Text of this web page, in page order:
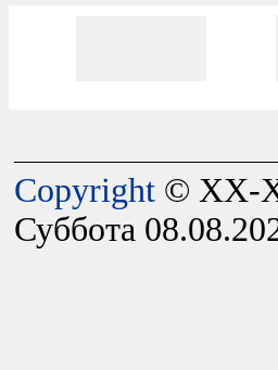
Copyright © XX-
Суббота